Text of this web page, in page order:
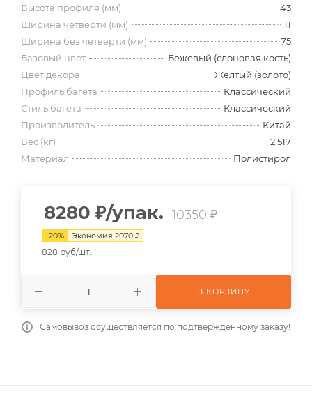
Высота профиля (мм)
43
Ширина четверти (мм)
11
Ширина без четверти (мм)
75
Базовый цвет
Бежевый (слоновая кость)
Цвет декора
Желтый (золото)
Профиль багета
Классический
Стиль багета
Классический
Производитель
Китай
Вес (кг)
2.517
Материал
Полистирол
8280 ₽/упак. 10350 ₽
-20% Экономия 2070 ₽
828 руб/шт.
В КОРЗИНУ
Самовывоз осуществляется по подтвержденному заказу!